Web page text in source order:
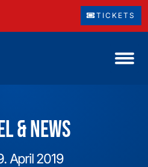
TICKETS
& News
April 2019